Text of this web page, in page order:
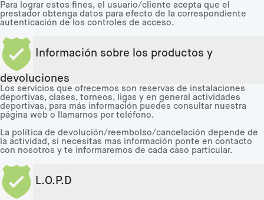
Para lograr estos fines, el usuario/cliente acepta que el
prestador obtenga datos para efecto de la correspondiente
autenticación de los controles de acceso.
Información sobre los productos y
devoluciones
Los servicios que ofrecemos son reservas de instalaciones
deportivas, clases, torneos, ligas y en general actividades
deportivas, para más información puedes consultar nuestra
página web o llamarnos por teléfono.
La política de devolución/reembolso/cancelación depende de
la actividad, si necesitas mas información ponte en contacto
con nosotros y te informaremos de cada caso particular.
L.O.P.D